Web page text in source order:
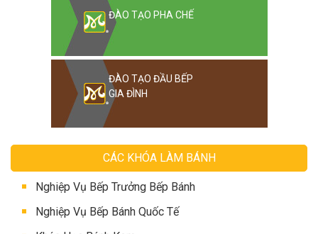
ĐÀO TẠO PHA CHẾ
ĐÀO TẠO ĐẦU BẾP
GIA ĐÌNH
CÁC KHÓA LÀM BÁNH
Nghiệp Vụ Bếp Trưởng Bếp Bánh
Nghiệp Vụ Bếp Bánh Quốc Tế